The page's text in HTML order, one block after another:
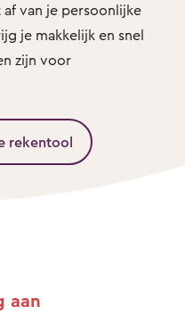
van je persoonlijke
je makkelijk en snel
zijn voor
rekentool
aan